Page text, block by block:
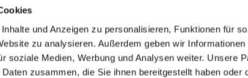
und Anzeigen zu personalisieren, Funktionen für
zu analysieren. Außerdem geben wir
soziale Medien, Werbung und Analysen weiter. Unsere
zusammen, die Sie ihnen bereitgestellt haben oder
Ja
35